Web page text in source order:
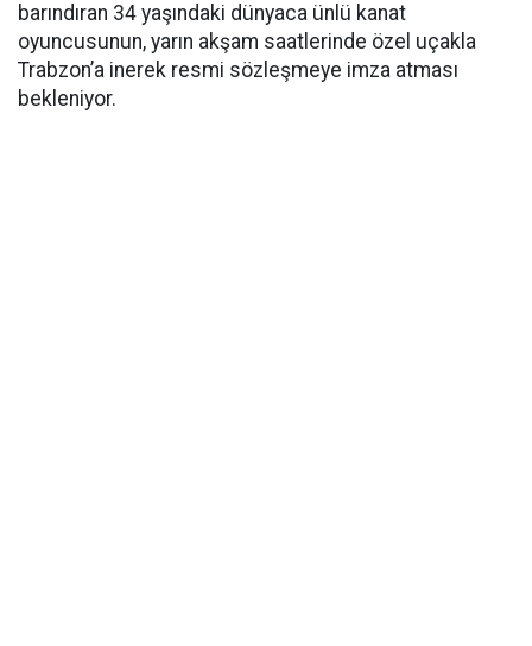
barındıran 34 yaşındaki dünyaca ünlü kanat
oyuncusunun, yarın akşam saatlerinde özel uçakla
Trabzon’a inerek resmi sözleşmeye imza atması
bekleniyor.